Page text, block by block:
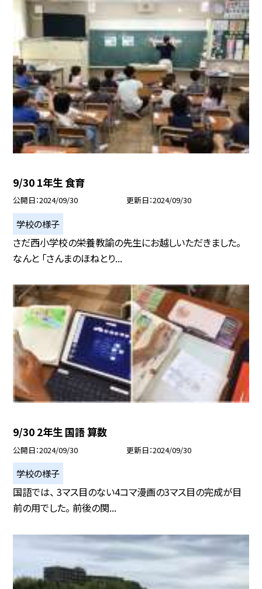
9/30 1年生 食育
公開日 2024/09/30 更新日 2024/09/30
学校の様子
さだ西小学校の栄養教諭の先生にお越しいただきました。
なんと 「さんまのほねとり...
9/30 2年生 国語 算数
公開日 2024/09/30 更新日 2024/09/30
学校の様子
国語では、 3マス目のない4コマ漫画の3マス目の完成が目
前の用でした。 前後の関...